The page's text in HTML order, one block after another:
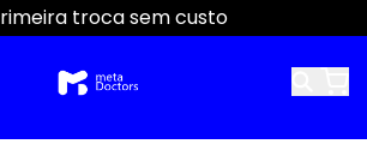
troca sem custo